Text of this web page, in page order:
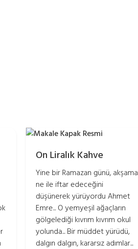
On Liralık Kahve
Yine bir Ramazan günü, akşama
ne ile iftar edeceğini
düşünerek yürüyordu Ahmet
Emre... O yemyeşil ağaçların
gölgelediği kıvrım kıvrım okul
yolunda... Bir müddet yürüdü,
dalgın dalgın, kararsız adımlar...